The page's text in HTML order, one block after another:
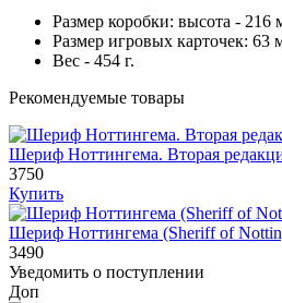
Размер коробки: высота -
Размер игровых карточек: 63
Вес - 454 г.
Рекомендуемые товары
Шериф Ноттингема. Вторая
3750
Купить
Шериф Ноттингема (Sheriff of
3490
Уведомить о поступлении
Доп